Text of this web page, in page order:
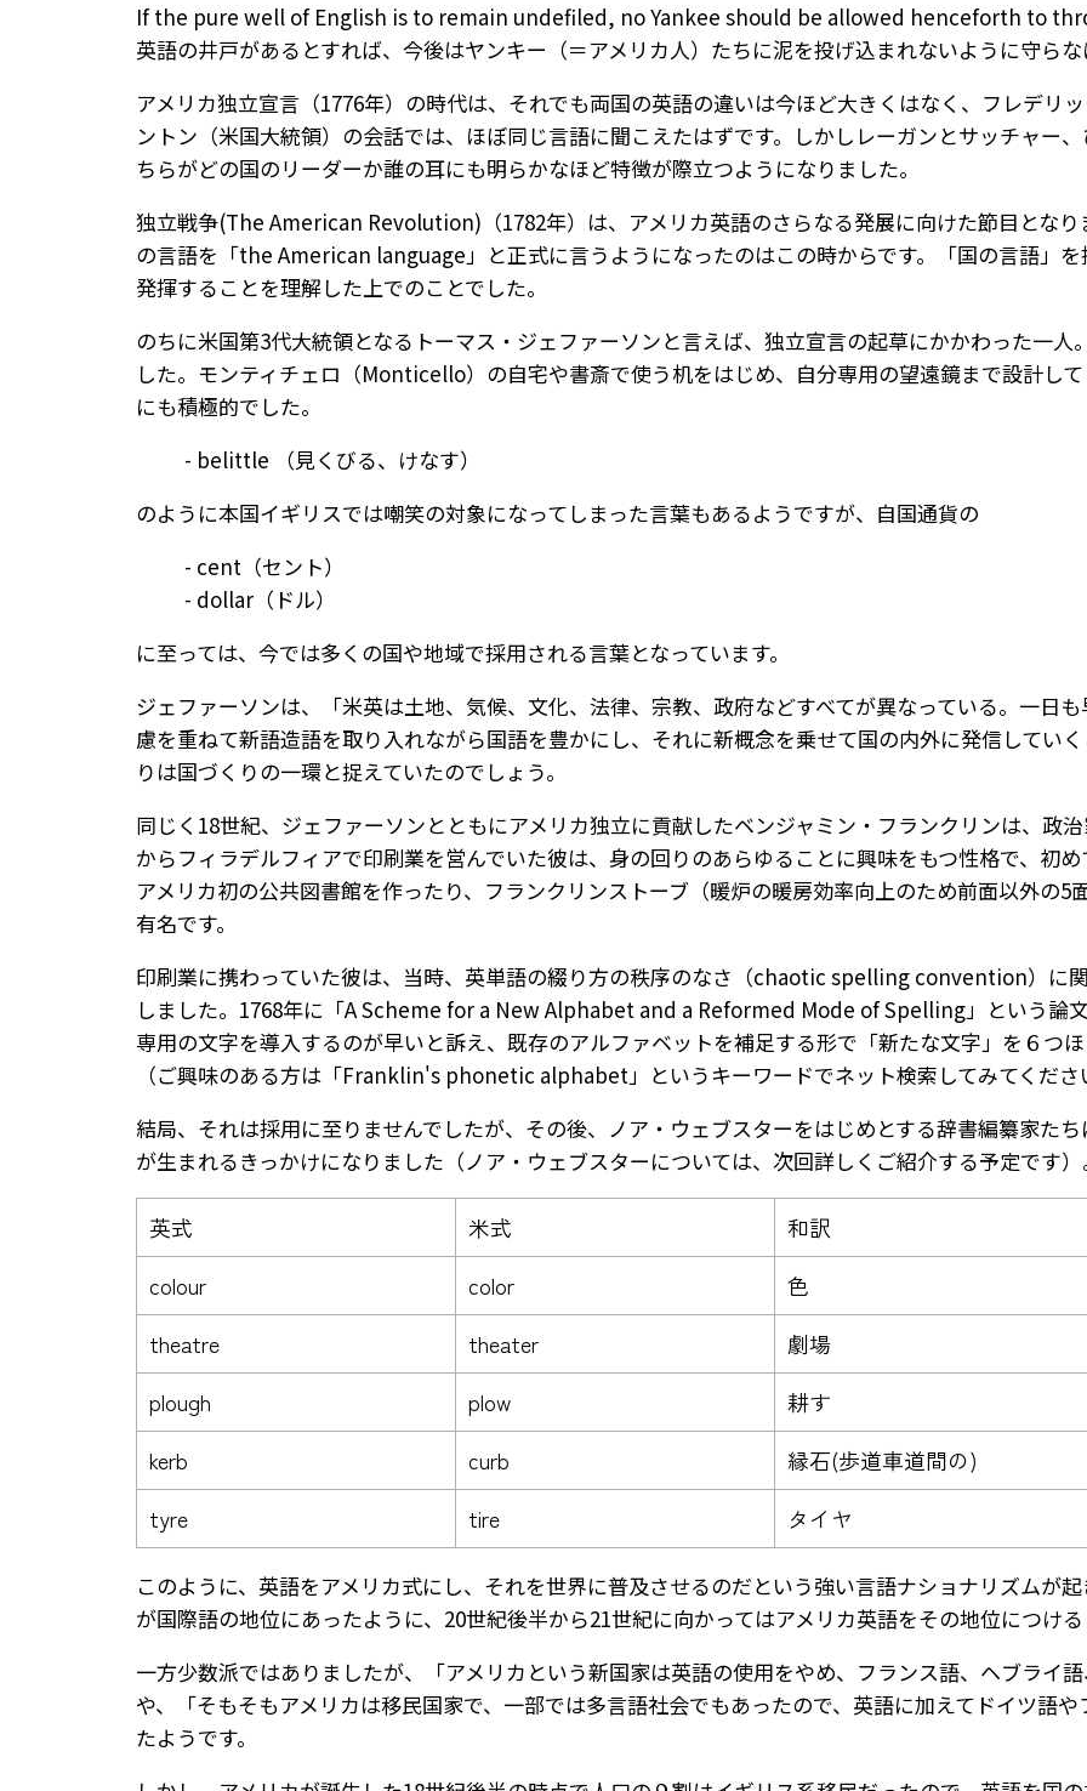
If the pure well of English is to remain undefiled, no Yankee should be allowed henceforth to
英語の井戸があるとすれば、今後はヤンキー（＝アメリカ人）たちに泥を投げ込まれないように守らな
アメリカ独立宣言（1776年）の時代は、それでも両国の英語の違いは今ほど大きくはなく、フレデリ
ントン（米国大統領）の会話では、ほぼ同じ言語に聞こえたはずです。しかしレーガンとサッチャー
ちらがどの国のリーダーか誰の耳にも明らかなほど特徴が際立つようになりました。
独立戦争(The American Revolution)（1782年）は、アメリカ英語のさらなる発展に向けた節目とな
の言語を「the American language」と正式に言うようになったのはこの時からです。「国の言語」
発揮することを理解した上でのことでした。
のちに米国第3代大統領となるトーマス・ジェファーソンと言えば、独立宣言の起草にかかわった一人
した。モンティチェロ（Monticello）の自宅や書斎で使う机をはじめ、自分専用の望遠鏡まで設計し
にも積極的でした。
- belittle （見くびる、けなす）
のように本国イギリスでは嘲笑の対象になってしまった言葉もあるようですが、自国通貨の
- cent（セント）
- dollar（ドル）
に至っては、今では多くの国や地域で採用される言葉となっています。
ジェファーソンは、「米英は土地、気候、文化、法律、宗教、政府などすべてが異なっている。一日
慮を重ねて新語造語を取り入れながら国語を豊かにし、それに新概念を乗せて国の内外に発信してい
りは国づくりの一環と捉えていたのでしょう。
同じく18世紀、ジェファーソンとともにアメリカ独立に貢献したベンジャミン・フランクリンは、政
からフィラデルフィアで印刷業を営んでいた彼は、身の回りのあらゆることに興味をもつ性格で、初め
アメリカ初の公共図書館を作ったり、フランクリンストーブ（暖炉の暖房効率向上のため前面以外の5
有名です。
印刷業に携わっていた彼は、当時、英単語の綴り方の秩序のなさ（chaotic spelling convention）に
しました。1768年に「A Scheme for a New Alphabet and a Reformed Mode of Spelling」という論
専用の文字を導入するのが早いと訴え、既存のアルファベットを補足する形で「新たな文字」を６つ
（ご興味のある方は「Franklin's phonetic alphabet」というキーワードでネット検索してみてくださ
結局、それは採用に至りませんでしたが、その後、ノア・ウェブスターをはじめとする辞書編纂家た
が生まれるきっかけになりました（ノア・ウェブスターについては、次回詳しくご紹介する予定です）
英式 米式
和訳
colour
color
色
theatre
theater
劇場
plough
plow
耕す
kerb
curb
縁石(歩道車道間の)
tyre
tire タイヤ
このように、英語をアメリカ式にし、それを世界に普及させるのだという強い言語ナショナリズムが
が国際語の地位にあったように、20世紀後半から21世紀に向かってはアメリカ英語をその地位につける
一方少数派ではありましたが、「アメリカという新国家は英語の使用をやめ、フランス語、ヘブライ
や、「そもそもアメリカは移民国家で、一部では多言語社会でもあったので、英語に加えてドイツ語
たようです。